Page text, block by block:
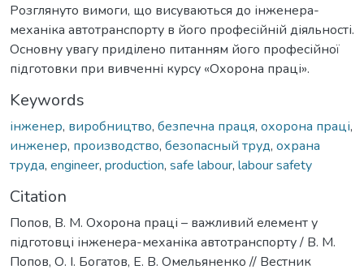
Розглянуто вимоги, що висуваються до інженера-
механіка автотранспорту в його професійній діяльності.
Основну увагу приділено питанням його професійної
підготовки при вивченні курсу «Охорона праці».
Keywords
інженер, виробництво, безпечна праця, охорона праці,
инженер, производство, безопасный труд, охрана
труда, engineer, production, safe labour, labour safety
Citation
Попов, В. М. Охорона праці – важливий елемент у
підготовці інженера-механіка автотранспорту / В. М.
Попов, О. І. Богатов, Е. В. Омельяненко // Вестник